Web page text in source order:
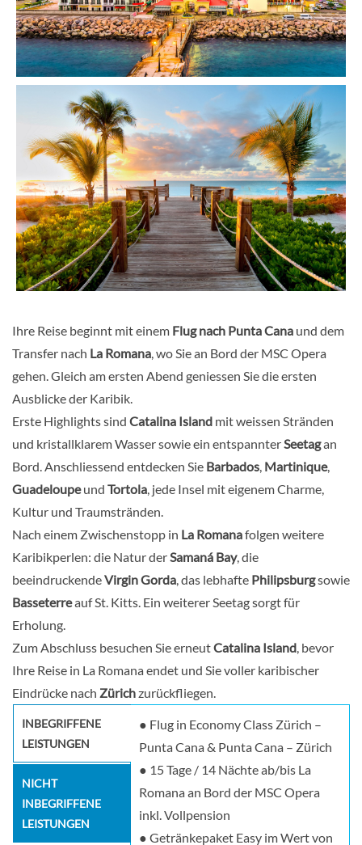
Ihre Reise beginnt mit einem Flug nach Punta Cana und dem
Transfer nach La Romana , wo Sie an Bord der MSC Opera
gehen. Gleich am ersten Abend geniessen Sie die ersten
Ausblicke der Karibik.
Erste Highlights sind Catalina Island mit weissen Stränden
und kristallklarem Wasser sowie ein entspannter Seetagan
Bord. Anschliessend entdecken Sie Barbados Martinique,
Guadeloupeund Tortola , jede Insel mit eigenem Charme,
Kultur und Traumstränden.
Nach einem Zwischenstopp in La Romanafolgen weitere
Karibikperlen: die Natur der Samaná Bay, die
beeindruckendeVirgin Gorda , das lebhafte Philipsburgsowie
Basseterreauf St. Kitts. Ein weiterer Seetag sorgt für
Erholung.
Zum Abschluss besuchen Sie erneutCatalina Island , bevor
Ihre Reise in La Romana endet und Sie voller karibischer
Eindrücke nach Zürichzurückfliegen.
INBEGRIFFENE
LEISTUNGEN
NICHT
INBEGRIFFENE
LEISTUNGEN
● Flug in Economy Class Zürich –
Punta Cana & Punta Cana – Zürich
● 15 Tage / 14 Nächte ab/bis La
Romana an Bord der MSC Opera
inkl. Vollpension
● Getränkepaket Easy im Wert von